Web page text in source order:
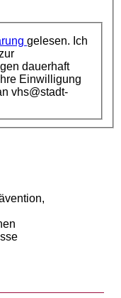
gelesen. Ich
dauerhaft
Einwilligung
vhs@stadt-